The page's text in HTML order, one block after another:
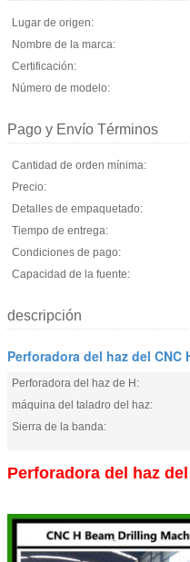
Lugar de origen:
Nombre de la marca:
Certificación:
Número de modelo:
Pago y Envío Términos
Cantidad de orden mínima:
Precio:
Detalles de empaquetado:
Tiempo de entrega:
Condiciones de pago:
Capacidad de la fuente:
descripción
Perforadora del haz del CNC
Perforadora del haz de H:
máquina del taladro del haz:
Sierra de la banda:
Perforadora del haz